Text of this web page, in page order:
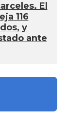
El
116
y
ante